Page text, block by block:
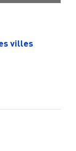
villes